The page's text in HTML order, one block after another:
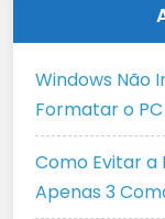
Windows Não
Formatar o PC
Como Evitar a
Apenas 3